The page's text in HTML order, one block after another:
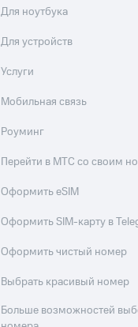
Для ноутбука
Для устройств
Услуги
Мобильная связь
Роуминг
Перейти в МТС со своим
Оформить eSIM
Оформить SIM-карту в
Оформить чистый номер
Выбрать красивый номер
Больше возможностей